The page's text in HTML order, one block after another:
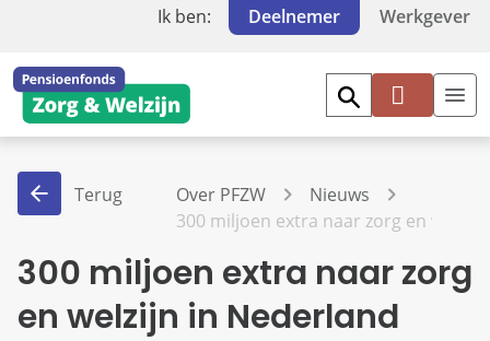
Ik ben: Deelnemer Werkgever
Mi
Z
W
Terug Over PFZW
Nieuws
300 miljoen extra naar zorg en
300 miljoen extra naar zorg
en welzijn in Nederland